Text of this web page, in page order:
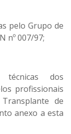
pelo Grupo de
nº 007/97;
dos
profissionais
de
anexo a esta